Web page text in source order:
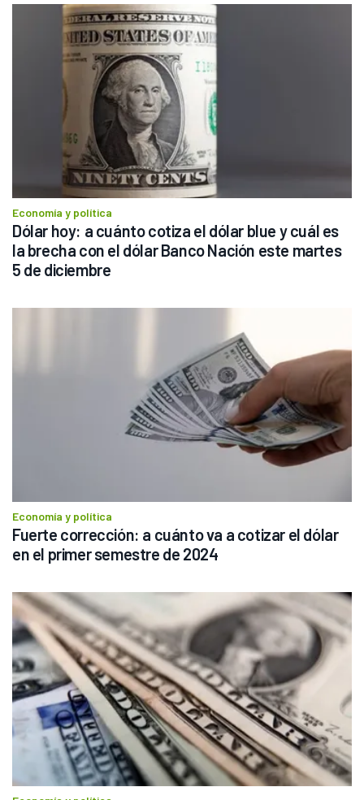
Economía y política
Dólar hoy: a cuánto cotiza el dólar blue y cuál es
la brecha con el dólar Banco Nación este martes
5 de diciembre
Economía y política
Fuerte corrección: a cuánto va a cotizar el dólar
en el primer semestre de 2024